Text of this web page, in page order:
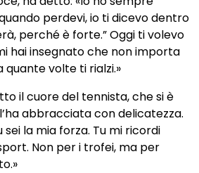
perdevi, io ti dicevo dentro
perché è forte.” Oggi ti volevo
hai insegnato che non importa
volte ti rialzi.»
il cuore del tennista, che si è
abbracciata con delicatezza.
sei la mia forza. Tu mi ricordi
Non per i trofei, ma per